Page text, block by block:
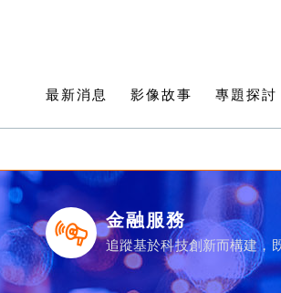
最新消息 影像故事 專題探討
金融服務
追蹤基於科技創新而構建，